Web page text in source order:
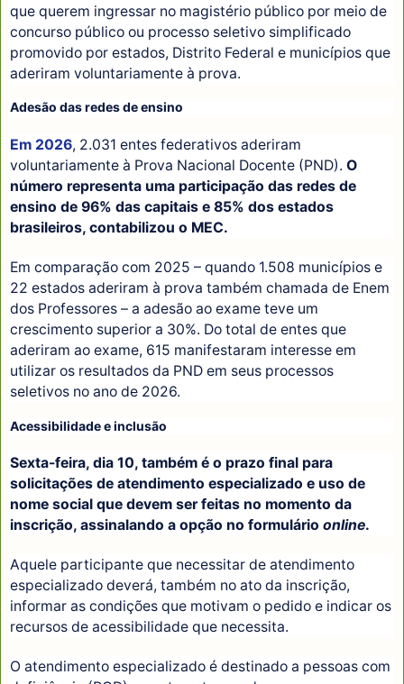
que querem ingressar no magistério público por meio de
concurso público ou processo seletivo simplificado
promovido por estados, Distrito Federal e municípios que
aderiram voluntariamente à prova.
Adesão das redes de ensino
Em 2026, 2.031 entes federativos aderiram
voluntariamente à Prova Nacional Docente (PND). O
número representa uma participação das redes de
ensino de 96% das capitais e 85% dos estados
brasileiros, contabilizou o MEC.
Em comparação com 2025 – quando 1.508 municípios e
22 estados aderiram à prova também chamada de Enem
dos Professores – a adesão ao exame teve um
crescimento superior a 30%. Do total de entes que
aderiram ao exame, 615 manifestaram interesse em
utilizar os resultados da PND em seus processos
seletivos no ano de 2026.
Acessibilidade e inclusão
Sexta-feira, dia 10, também é o prazo final para
solicitações de atendimento especializado e uso de
nome social que devem ser feitas no momento da
inscrição, assinalando a opção no formulário online.
Aquele participante que necessitar de atendimento
especializado deverá, também no ato da inscrição,
informar as condições que motivam o pedido e indicar os
recursos de acessibilidade que necessita.
O atendimento especializado é destinado a pessoas com